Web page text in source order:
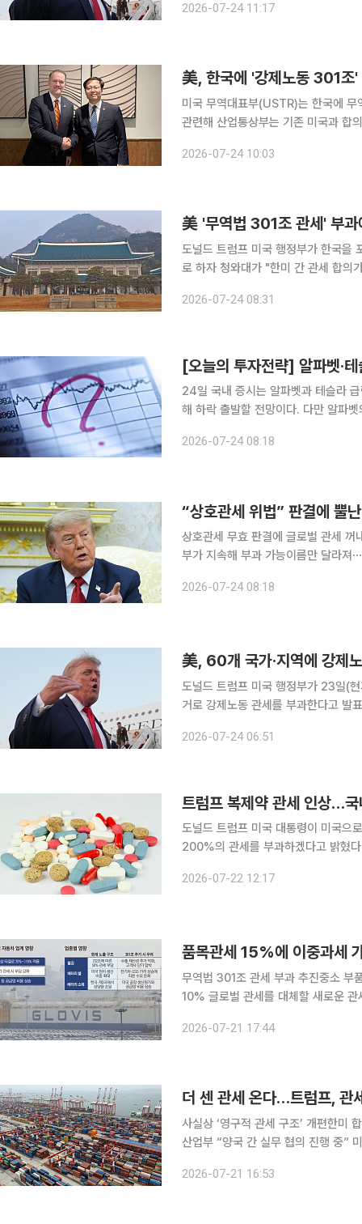
2026-07-24 11:17
美, 한국에 '강제노동 301조
미국 무역대표부(USTR)는 한국에
관련해 산업통상부는 기존 미국과 합의
역법 301조 조사에 따른 관세 조치를
2026-07-24 10:03
美 '무역법 301조 관세' 부
도널드 트럼프 미국 행정부가 한국을
로 하자 청와대가 "한미 간 관세 합의
하고 있다"며 "현재 조사가 진행 중인
2026-07-24 08:31
24일 국내 증시는 알파벳과 테슬라
해 하락 출발할 전망이다. 다만 알파
23일(현지시간) 미국 증시는 알파벳
2026-07-24 08:18
상호관세 무효 판결에 글로벌 관세
부가 지속해 부과 가능이름만 달라져⋯사실상 상호관세
2026-07-24 08:18
美, 60개 국가·지역에 강
도널드 트럼프 미국 행정부가 23일(
거로 강제노동 관세를 부과한다고
그통신에 따르면 새로운 관세는 통상
2026-07-24 06:51
트럼프 복제약 관세 인상…
도널드 트럼프 미국 대통령이 미국으
200%의 관세를 부과하겠다고 밝혔
2026-07-22 12:17
무역법 301조 관세 부과 추진중소 부품사 공급망 타격 우려
10% 글로벌 관세를 대체할 새로운
2026-07-21 17:44
더 센 관세 온다…트럼프,
사실상 ‘영구적 관세 구조’ 개편한미
산업부 “양국 간 실무 협의 진행 중”
을 포함해 세계 각국의 관세 부담이
2026-07-21 16:53